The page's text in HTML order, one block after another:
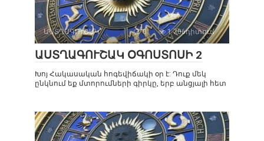
ԱՍՏՂԱԳՈՒՇԱԿ 0 1 706դիտում
ԱՍՏՂԱԳՈՒՇԱԿ ՕԳՈՍՏՈՍԻ 2
Խոյ Հակասական հոգեվիճակի օր է: Դուք մեկ
ընկնում եք մտորումների գիրկը, երբ անցյալի հետ